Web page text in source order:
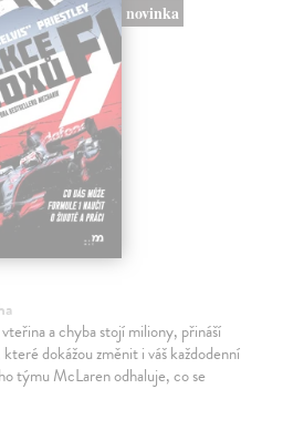
novinka
a chyba stojí miliony, přináší
dokážou změnit i váš každodenní
týmu McLaren odhaluje, co se